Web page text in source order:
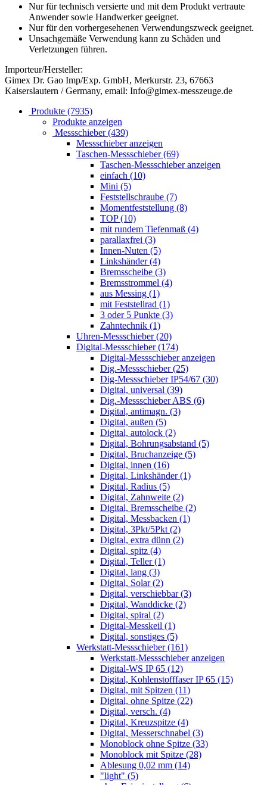
Nur für technisch versierte und mit dem Produkt vertraute
Anwender sowie Handwerker geeignet.
Nur für den vorhergesehenen Verwendungszweck geeignet.
Unsachgemäße Verwendung kann zu Schäden und
Verletzungen führen.
Importeur/Hersteller:
Gimex Dr. Gao Imp/Exp. GmbH, Merkurstr. 23, 67663
Kaiserslautern / Germany, email: Info@gimex-messzeuge.de
Produkte (7935)
Produkte anzeigen
Messschieber (439)
Messschieber anzeigen
Taschen-Messschieber (69)
Taschen-Messschieber anzeigen
einfach (10)
Mini (5)
Feststellschraube (7)
Momentfeststellung (8)
TOP (10)
mit rundem Tiefenmaß (4)
parallaxfrei (3)
Innen-Nuten (5)
Linkshänder (4)
Bremsscheibe (3)
Bremsstrommel (4)
aus Messing (1)
mit Feststellrad (1)
3 oder 5 Punkte (3)
Zahntechnik (1)
Uhren-Messschieber (20)
Digital-Messschieber (174)
Digital-Messschieber anzeigen
Dig.-Messschieber (25)
Dig-Messschieber IP54/67 (30)
Digital, universal (39)
Dig.-Messschieber ABS (6)
Digital, antimagn. (3)
Digital, außen (5)
Digital, autolock (2)
Digital, Bohrungsabstand (5)
Digital, Bruchanzeige (5)
Digital, innen (16)
Digital, Linkshänder (1)
Digital, Radius (5)
Digital, Zahnweite (2)
Digital, Bremsscheibe (2)
Digital, Messbacken (1)
Digital, 3Pkt/5Pkt (2)
Digital, extra dünn (2)
Digital, spitz (4)
Digital, Teller (1)
Digital, lang (3)
Digital, Solar (2)
Digital, verschiebbar (3)
Digital, Wanddicke (2)
Digital, spiral (2)
Digital-Messkeil (1)
Digital, sonstiges (5)
Werkstatt-Messschieber (161)
Werkstatt-Messschieber anzeigen
Digital-WS IP 65 (12)
Digital, Kohlenstofffaser IP 65 (15)
Digital, mit Spitzen (11)
Digital, ohne Spitze (22)
Digital, versch. (4)
Digital, Kreuzspitze (4)
Digital, Messerschnabel (3)
Monoblock ohne Spitze (33)
Monoblock mit Spitze (28)
Ablesung 0,02 mm (14)
"light" (5)